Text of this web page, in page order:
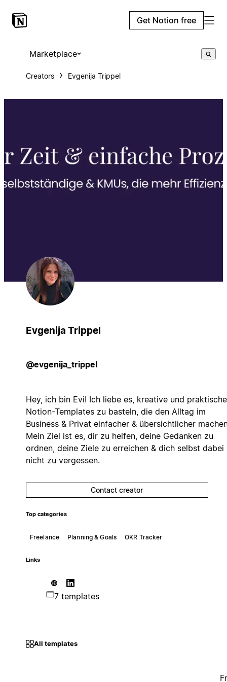
Get Notion free
Marketplace
Creators Evgenija Trippel
Evgenija Trippel
@evgenija_trippel
Hey, ich bin Evi! Ich liebe es, kreative und praktische
Notion-Templates zu basteln, die den Alltag im
Business & Privat einfacher & übersichtlicher
Mein Ziel ist es, dir zu helfen, deine Gedanken zu
ordnen, deine Ziele zu erreichen & dich selbst dabei
nicht zu vergessen.
Contact creator
Top categories
Freelance Planning & Goals OKR Tracker
Links
7 templates
All templates